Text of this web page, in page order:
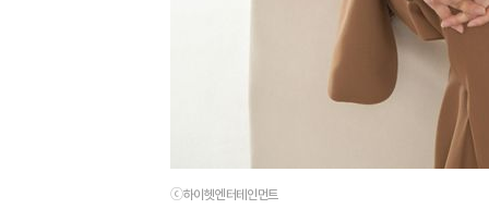
ⓒ하이헷엔터테인먼트